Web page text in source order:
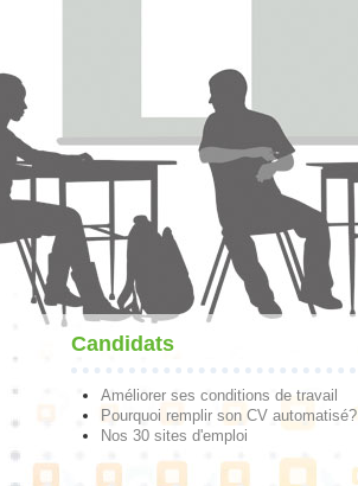
Candidats
Améliorer ses conditions de travail
Pourquoi remplir son CV automatisé?
Nos 30 sites d'emploi